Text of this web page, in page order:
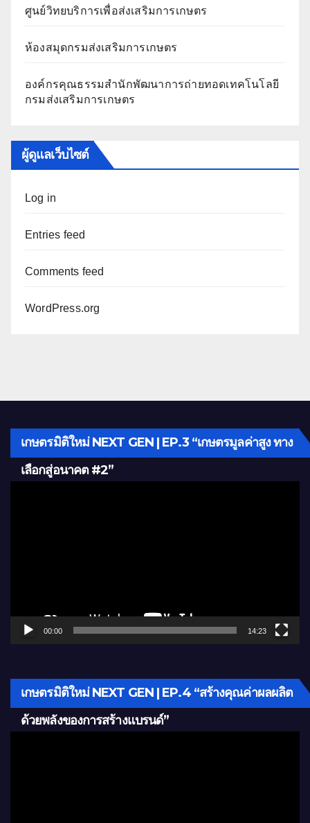
ศูนย์วิทยบริการเพื่อส่งเสริมการเกษตร
ห้องสมุดกรมส่งเสริมการเกษตร
องค์กรคุณธรรมสำนักพัฒนาการถ่ายทอดเทคโนโลยี
กรมส่งเสริมการเกษตร
ผู้ดูแลเว็บไซต์
Log in
Entries feed
Comments feed
WordPress.org
เกษตรมิติใหม่ NEXT GEN | EP.3 “เกษตรมูลค่าสูง ทาง
เลือกสู่อนาคต #2”
00:00 14:23
เกษตรมิติใหม่ NEXT GEN | EP.4 “สร้างคุณค่าผลผลิต
ด้วยพลังของการสร้างแบรนด์”